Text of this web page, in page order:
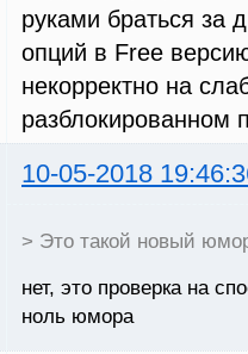
руками браться за
опций в Free
некорректно на
разблокированном
10-05-2018
> Это такой новый
нет, это проверка на
ноль юмора